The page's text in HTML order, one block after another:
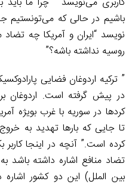
باشیم در حالی که می‌تونستیم
نویسد “ایران و آمریکا چه تضاد
روسیه نداشته باشه؟”
” ترکیه اردوغان فضایی
در پیش گرفته است. اردوغان
کردها در سوریه با غرب بویژه
تا جایی که بارها تهدید به
کرده است.” آنچه در اینجا کاربر
تضاد منافع اشاره داشته باشد
بین الملل) این دو کشور اشاره